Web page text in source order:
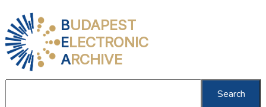
BUDAPEST
ELECTRONIC
ARCHIVE
Search